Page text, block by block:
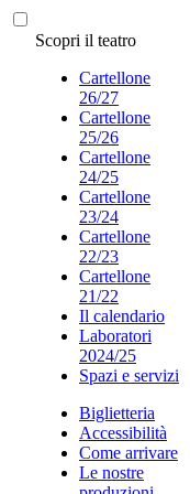
Scopri il teatro
Cartellone
26/27
Cartellone
25/26
Cartellone
24/25
Cartellone
23/24
Cartellone
22/23
Cartellone
21/22
Il calendario
Laboratori
2024/25
Spazi e servizi
Biglietteria
Accessibilità
Come arrivare
Le nostre